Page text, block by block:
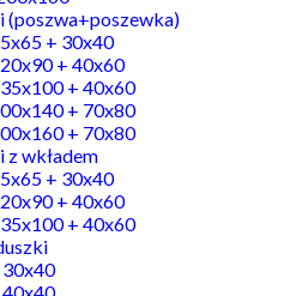
(poszwa+poszewka)
+ 30x40
+ 40x60
+ 40x60
+ 70x80
+ 70x80
wkładem
+ 30x40
+ 40x60
+ 40x60